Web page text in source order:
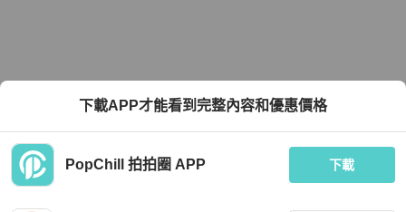
下載APP才能看到完整內容和優惠價格
PopChill 拍拍圈 APP 下載